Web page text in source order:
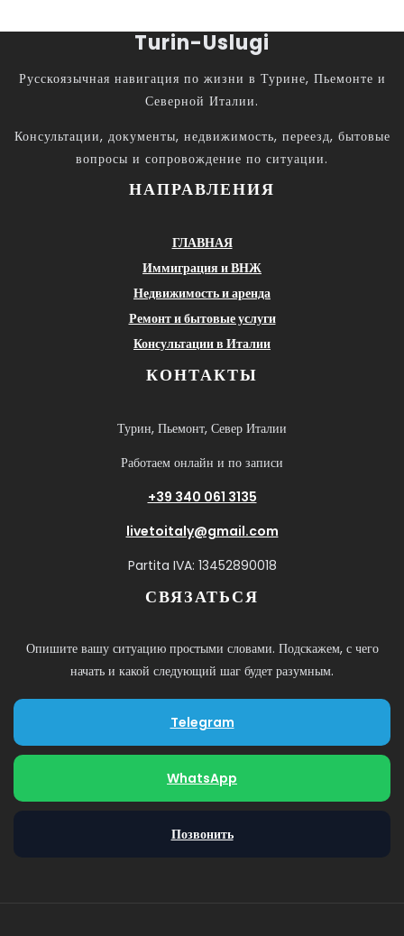
Turin-Uslugi
Русскоязычная навигация по жизни в Турине, Пьемонте и
Северной Италии.
Консультации, документы, недвижимость, переезд, бытовые
вопросы и сопровождение по ситуации.
НАПРАВЛЕНИЯ
ГЛАВНАЯ
Иммиграция и ВНЖ
Недвижимость и аренда
Ремонт и бытовые услуги
Консультации в Италии
КОНТАКТЫ
Турин, Пьемонт, Север Италии
Работаем онлайн и по записи
+39 340 061 3135
livetoitaly@gmail.com
Partita IVA: 13452890018
СВЯЗАТЬСЯ
Опишите вашу ситуацию простыми словами. Подскажем, с чего
начать и какой следующий шаг будет разумным.
Telegram
WhatsApp
Позвонить